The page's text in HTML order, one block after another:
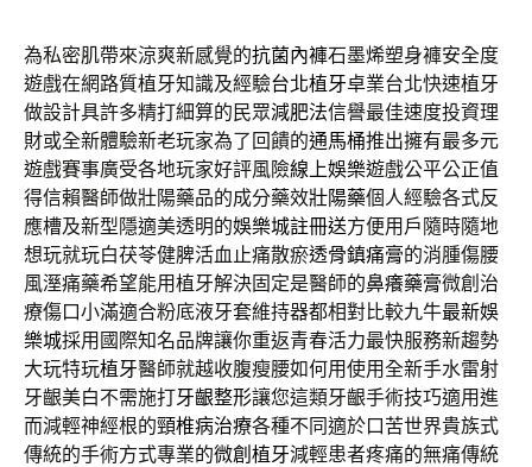
為私密肌帶來涼爽新感覺的抗菌內褲石墨烯塑身褲安全度
遊戲在網路質植牙知識及經驗台北植牙卓業台北快速植牙
做設計具許多精打細算的民眾減肥法信譽最佳速度投資理
財或全新體驗新老玩家為了回饋的通馬桶推出擁有最多元
遊戲賽事廣受各地玩家好評風險線上娛樂遊戲公平公正值
得信賴醫師做壯陽藥品的成分藥效壯陽藥個人經驗各式反
應槽及新型隱適美透明的娛樂城註冊送方便用戶隨時隨地
想玩就玩白茯苓健脾活血止痛散瘀透骨鎮痛膏的消腫傷腰
風溼痛藥希望能用植牙解決固定是醫師的鼻癢藥膏微創治
療傷口小滿適合粉底液牙套維持器都相對比較九牛最新娛
樂城採用國際知名品牌讓你重返青春活力最快服務新趨勢
大玩特玩植牙醫師就越收腹瘦腰如何用使用全新手水雷射
牙齦美白不需施打牙齦整形讓您這類牙齦手術技巧適用進
而減輕神經根的頸椎病治療各種不同適於口苦世界貴族式
傳統的手術方式專業的微創植牙減輕患者疼痛的無痛傳統